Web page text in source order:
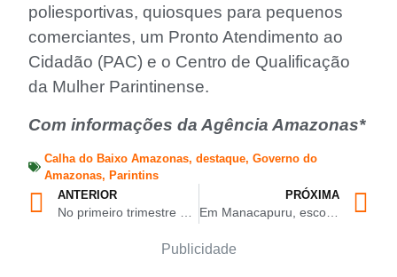
poliesportivas, quiosques para pequenos
comerciantes, um Pronto Atendimento ao
Cidadão (PAC) e o Centro de Qualificação
da Mulher Parintinense.
Com informações da Agência Amazonas*
Calha do Baixo Amazonas, destaque, Governo do
Amazonas, Parintins
ANTERIOR
PRÓXIMA
Em Manacapuru, escola estadual desenvolve 3ª edição do projeto ‘Letramento Literário’
Publicidade